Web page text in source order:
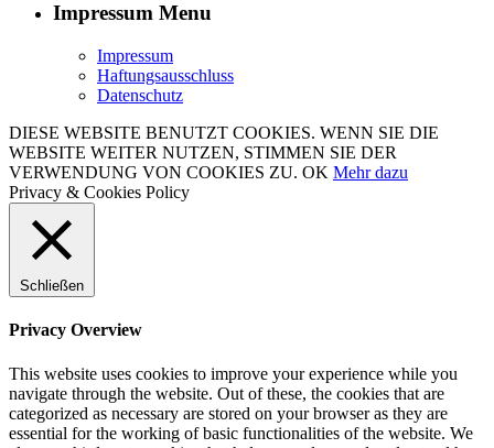
Impressum Menu
Impressum
Haftungsausschluss
Datenschutz
DIESE WEBSITE BENUTZT COOKIES. WENN SIE DIE
WEBSITE WEITER NUTZEN, STIMMEN SIE DER
VERWENDUNG VON COOKIES ZU. OK Mehr dazu
Privacy & Cookies Policy
Schließen
Privacy Overview
This website uses cookies to improve your experience while you
navigate through the website. Out of these, the cookies that are
categorized as necessary are stored on your browser as they are
essential for the working of basic functionalities of the website. We